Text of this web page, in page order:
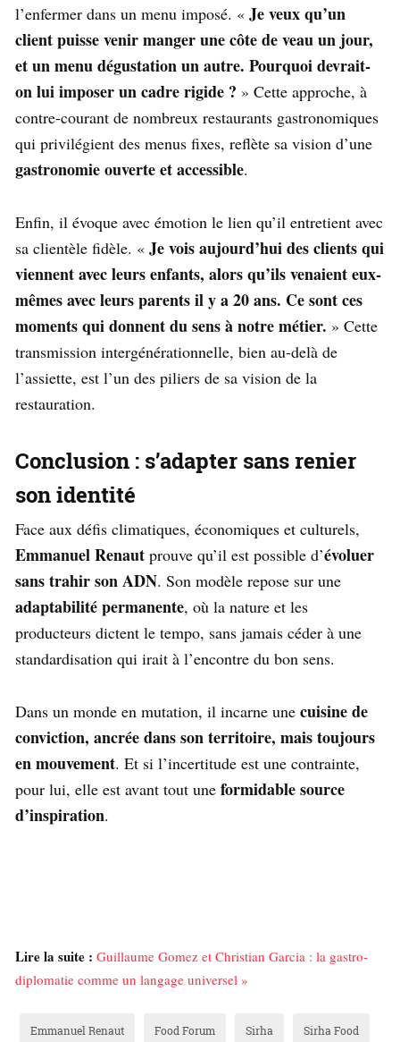
l’enfermer dans un menu imposé. « Je veux qu’un
client puisse venir manger une côte de veau un jour,
et un menu dégustation un autre. Pourquoi devrait-
on lui imposer un cadre rigide ? » Cette approche, à
contre-courant de nombreux restaurants gastronomiques
qui privilégient des menus fixes, reflète sa vision d’une
gastronomie ouverte et accessible.
Enfin, il évoque avec émotion le lien qu’il entretient avec
sa clientèle fidèle. « Je vois aujourd’hui des clients qui
viennent avec leurs enfants, alors qu’ils venaient eux-
mêmes avec leurs parents il y a 20 ans. Ce sont ces
moments qui donnent du sens à notre métier. » Cette
transmission intergénérationnelle, bien au-delà de
l’assiette, est l’un des piliers de sa vision de la
restauration.
Conclusion : s’adapter sans renier
son identité
Face aux défis climatiques, économiques et culturels,
Emmanuel Renaut prouve qu’il est possible d’évoluer
sans trahir son ADN. Son modèle repose sur une
adaptabilité permanente, où la nature et les
producteurs dictent le tempo, sans jamais céder à une
standardisation qui irait à l’encontre du bon sens.
Dans un monde en mutation, il incarne une cuisine de
conviction, ancrée dans son territoire, mais toujours
en mouvement. Et si l’incertitude est une contrainte,
pour lui, elle est avant tout une formidable source
d’inspiration.
Lire la suite : Guillaume Gomez et Christian Garcia : la gastro-
diplomatie comme un langage universel »
Emmanuel Renaut Food Forum Sirha Sirha Food